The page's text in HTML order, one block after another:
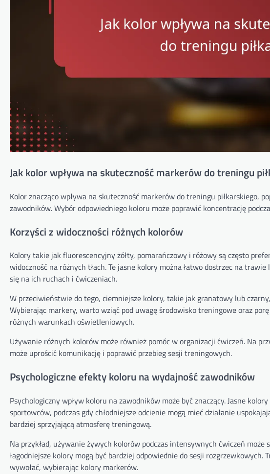
Jak kolor wpływa na skuteczność markerów do treningu
Kolor znacząco wpływa na skuteczność markerów do treningu piłkarskiego,
zawodników. Wybór odpowiedniego koloru może poprawić koncentrację
Korzyści z widoczności różnych kolorów
Kolory takie jak fluorescencyjny żółty, pomarańczowy i różowy są często
widoczność na różnych tłach. Te jasne kolory można łatwo dostrzec na
się na ich ruchach i ćwiczeniach.
W przeciwieństwie do tego, ciemniejsze kolory, takie jak granatowy lub
Wybierając markery, warto wziąć pod uwagę środowisko treningowe oraz
różnych warunkach oświetleniowych.
Używanie różnych kolorów może również pomóc w organizacji ćwiczeń. Na
może uprościć komunikację i poprawić przebieg sesji treningowych.
Psychologiczne efekty koloru na wydajność zawodników
Psychologiczny wpływ koloru na zawodników może być znaczący. Jasne
sportowców, podczas gdy chłodniejsze odcienie mogą mieć działanie
bardziej sprzyjającą atmosferę treningową.
Na przykład, używanie żywych kolorów podczas intensywnych ćwiczeń
łagodniejsze kolory mogą być bardziej odpowiednie do sesji
wywołać, wybierając kolory markerów.